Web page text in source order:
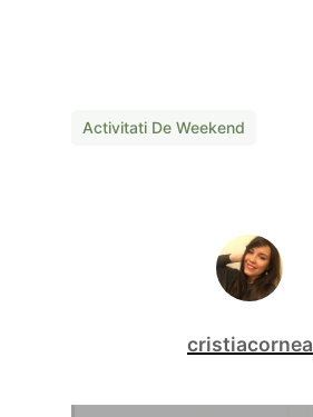
Activitati De Weekend
cristiacornea